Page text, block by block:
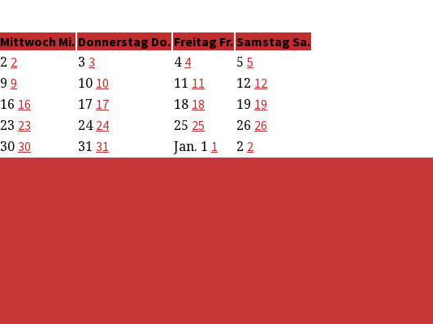
Mittwoch Mi. Donnerstag Do. Freitag Fr. Samstag Sa.
2 2 3 3 4 4 5 5
9 9 10 10 11 11 12 12
16 16 17 17 18 18 19 19
23 23 24 24 25 25 26 26
30 30 31 31 Jan. 1 1 2 2